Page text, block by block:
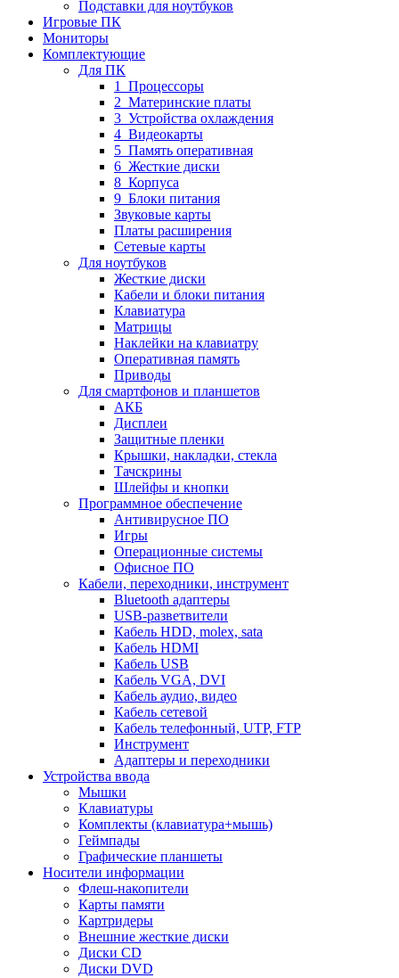
Подставки для ноутбуков
Игровые ПК
Мониторы
Комплектующие
Для ПК
1_Процессоры
2_Материнские платы
3_Устройства охлаждения
4_Видеокарты
5_Память оперативная
6_Жесткие диски
8_Корпуса
9_Блоки питания
Звуковые карты
Платы расширения
Сетевые карты
Для ноутбуков
Жесткие диски
Кабели и блоки питания
Клавиатура
Матрицы
Наклейки на клавиатру
Оперативная память
Приводы
Для смартфонов и планшетов
АКБ
Дисплеи
Защитные пленки
Крышки, накладки, стекла
Тачскрины
Шлейфы и кнопки
Программное обеспечение
Антивирусное ПО
Игры
Операционные системы
Офисное ПО
Кабели, переходники, инструмент
Bluetooth адаптеры
USB-разветвители
Кабель HDD, molex, sata
Кабель HDMI
Кабель USB
Кабель VGA, DVI
Кабель аудио, видео
Кабель сетевой
Кабель телефонный, UTP, FTP
Инструмент
Адаптеры и переходники
Устройства ввода
Мышки
Клавиатуры
Комплекты (клавиатура+мышь)
Геймпады
Графические планшеты
Носители информации
Флеш-накопители
Карты памяти
Картридеры
Внешние жесткие диски
Диски CD
Диски DVD